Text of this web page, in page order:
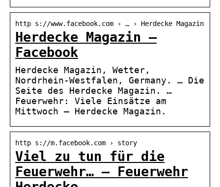
http s://www.facebook.com › … › Herdecke Magazin
Herdecke Magazin –
Facebook
Herdecke Magazin, Wetter,
Nordrhein-Westfalen, Germany. … Die
Seite des Herdecke Magazin. …
Feuerwehr: Viele Einsätze am
Mittwoch – Herdecke Magazin.
http s://m.facebook.com › story
Viel zu tun für die
Feuerwehr… – Feuerwehr